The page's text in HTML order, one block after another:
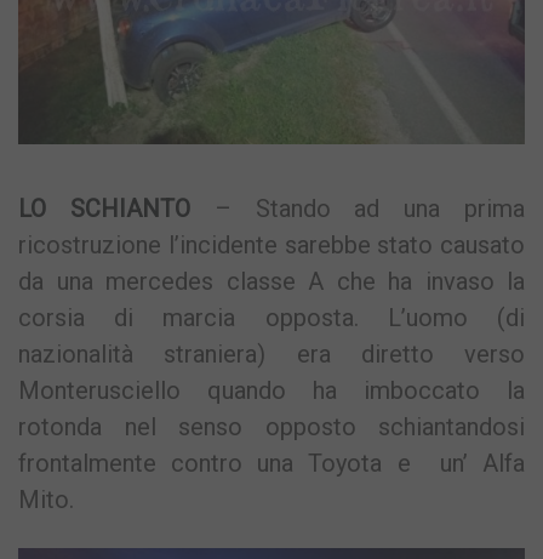
LO SCHIANTO– Stando ad una prima
ricostruzione l’incidente sarebbe stato causato
da una mercedes classe A che ha invaso la
corsia di marcia opposta. L’uomo (di
nazionalità straniera) era diretto verso
Monterusciello quando ha imboccato la
rotonda nel senso opposto schiantandosi
frontalmente contro una Toyota e un’ Alfa
Mito.